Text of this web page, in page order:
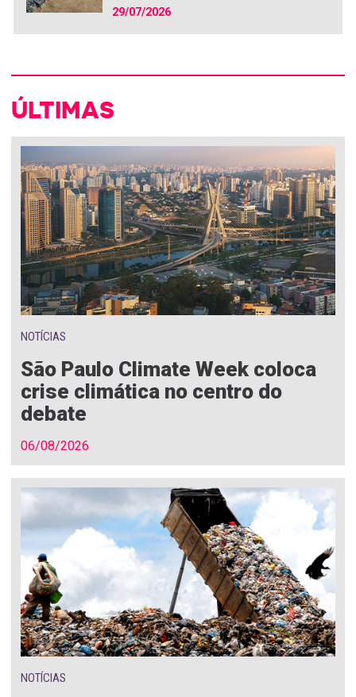
29/07/2026
ÚLTIMAS
NOTÍCIAS
São Paulo Climate Week coloca
crise climática no centro do
debate
06/08/2026
NOTÍCIAS